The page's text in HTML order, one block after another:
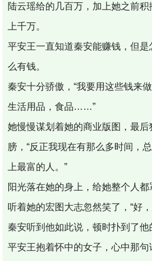
陆云瑶给的几百万，加上她之前
上千万。
平安王一直知道秦安能赚钱，但
么有钱。
秦安十分骄傲，“我要用这些钱来
生活用品，食品……”
她慢慢谋划着她的商业版图，最
膀，“反正我现在有那么多时间，
上最富的人。”
阳光落在她的身上，给她整个人
听着她的宏图大志忽然笑了，“好
秦安听到他如此说，顿时扑到了他
平安王抱着怀中的女子，心中那句